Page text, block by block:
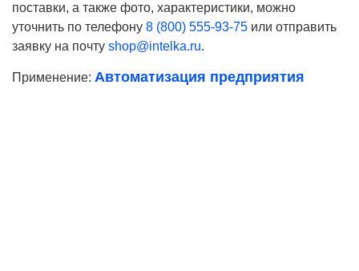
поставки, а также фото, характеристики, можно
уточнить по телефону 8 (800) 555-93-75 или отправить
заявку на почту shop@intelka.ru.
Применение: Автоматизация предприятия
Ваше имя